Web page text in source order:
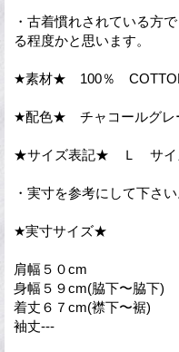
・古着慣れされている方
る程度かと思います。
★素材★ 100％
★配色★ チャコールグレ
★サイズ表記★ Ｌ サイ
・実寸を参考にして下さい
★実寸サイズ★
肩幅５０cm
身幅５９cm(脇下〜脇下)
着丈６７cm(襟下〜裾)
袖丈---